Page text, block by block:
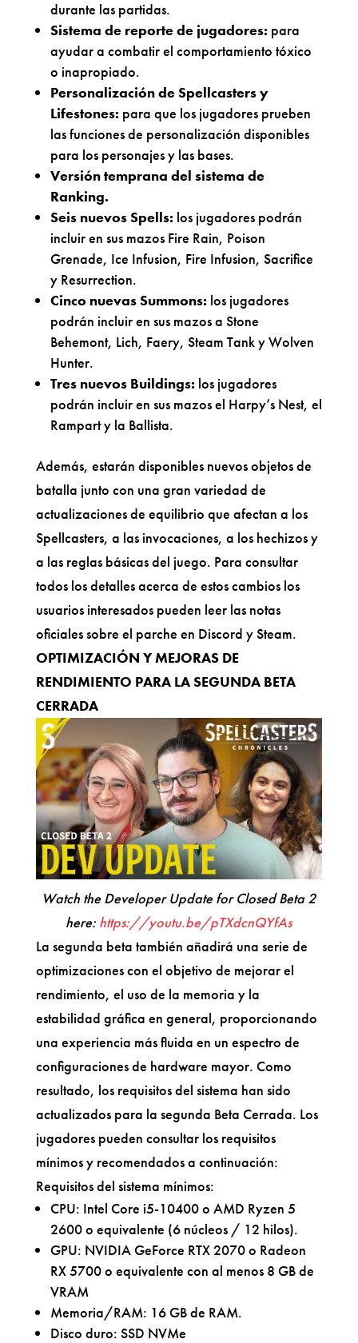
durante las partidas.
Sistema de reporte de jugadores: para
ayudar a combatir el comportamiento tóxico
o inapropiado.
Personalización de Spellcasters y
Lifestones: para que los jugadores prueben
las funciones de personalización disponibles
para los personajes y las bases.
Versión temprana del sistema de
Ranking.
Seis nuevos Spells: los jugadores podrán
incluir en sus mazos Fire Rain, Poison
Grenade, Ice Infusion, Fire Infusion, Sacrifice
y Resurrection.
Cinco nuevas Summons: los jugadores
podrán incluir en sus mazos a Stone
Behemont, Lich, Faery, Steam Tank y Wolven
Hunter.
Tres nuevos Buildings: los jugadores
podrán incluir en sus mazos el Harpy’s Nest, el
Rampart y la Ballista.
Además, estarán disponibles nuevos objetos de
batalla junto con una gran variedad de
actualizaciones de equilibrio que afectan a los
Spellcasters, a las invocaciones, a los hechizos y
a las reglas básicas del juego. Para consultar
todos los detalles acerca de estos cambios los
usuarios interesados pueden leer las notas
oficiales sobre el parche en Discord y Steam.
OPTIMIZACIÓN Y MEJORAS DE
RENDIMIENTO PARA LA SEGUNDA BETA
CERRADA
Watch the Developer Update for Closed Beta 2
here: https://youtu.be/pTXdcnQYfAs
La segunda beta también añadirá una serie de
optimizaciones con el objetivo de mejorar el
rendimiento, el uso de la memoria y la
estabilidad gráfica en general, proporcionando
una experiencia más fluida en un espectro de
configuraciones de hardware mayor. Como
resultado, los requisitos del sistema han sido
actualizados para la segunda Beta Cerrada. Los
jugadores pueden consultar los requisitos
mínimos y recomendados a continuación:
Requisitos del sistema mínimos:
CPU: Intel Core i5-10400 o AMD Ryzen 5
2600 o equivalente (6 núcleos / 12 hilos).
GPU: NVIDIA GeForce RTX 2070 o Radeon
RX 5700 o equivalente con al menos 8 GB de
VRAM
Memoria/RAM: 16 GB de RAM.
Disco duro: SSD NVMe